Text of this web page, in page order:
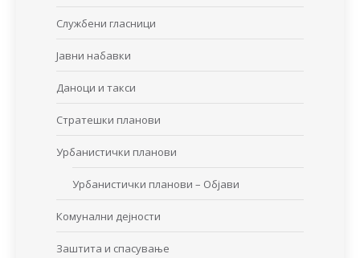
Службени гласници
Јавни набавки
Даноци и такси
Стратешки планови
Урбанистички планови
Урбанистички планови – Објави
Комунални дејности
Заштита и спасување